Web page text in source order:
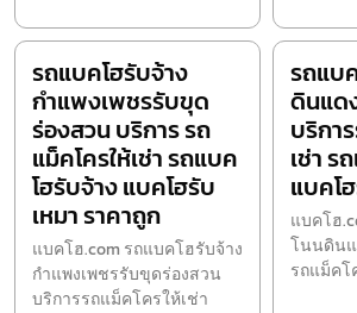
รถแบคโฮรับจ้าง
กำแพงเพชรรับขุด
ร่องสวน บริการ รถ
แม็คโครให้เช่า รถแบค
โฮรับจ้าง แบคโฮรับ
เหมา ราคาถูก
แบคโฮ.com รถแบคโฮรับจ้าง
กำแพงเพชรรับขุดร่องสวน
บริการรถแม็คโครให้เช่า
รถแบ
ดินแด
บริกา
เช่า ร
แบคโ
แบคโฮ
โนนดินแ
รถแม็คโ